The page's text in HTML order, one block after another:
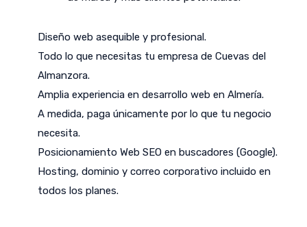
Diseño web asequible y profesional.
Todo lo que necesitas tu empresa de Cuevas del
Almanzora.
Amplia experiencia en desarrollo web en Almería.
A medida, paga únicamente por lo que tu negocio
necesita.
Posicionamiento Web SEO en buscadores (Google).
Hosting, dominio y correo corporativo incluido en
todos los planes.